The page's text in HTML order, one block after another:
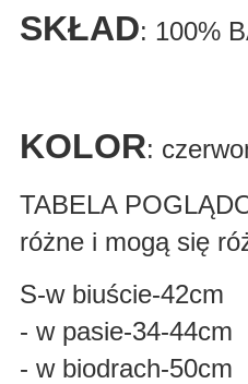
SKŁAD: 100%
KOLOR:
TABELA
różne i mogą się
S-w biuście-42cm
- w pasie-34-44cm
- w biodrach-50cm